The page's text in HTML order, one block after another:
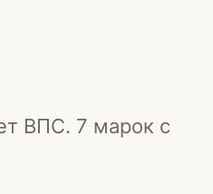
ВПС. 7 марок с